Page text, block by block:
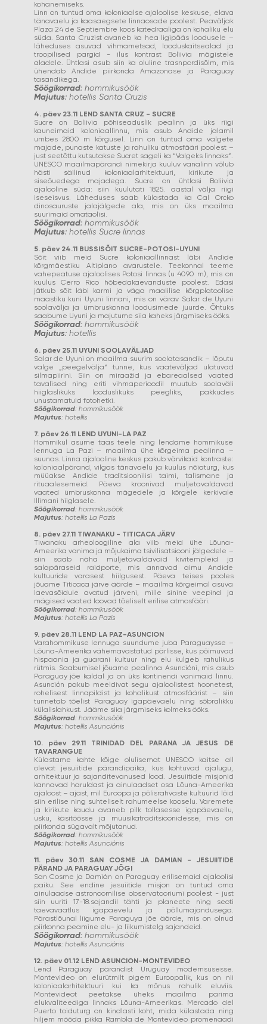
kohanemiseks.
Linn on tuntud oma koloniaalse ajaloolise keskuse, elava
tänavaelu ja kaasaegsete linnaosade poolest. Peaväljak
Plaza 24 de Septiembre koos katedraaliga on kohaliku elu
süda. Santa Cruzist avaneb ka hea ligipääs loodusele –
läheduses asuvad vihmametsad, looduskaitsealad ja
troopilised pargid - ilus kontrast Boliivia mägistele
aladele. Ühtlasi asub siin ka oluline trasnpordisõlm, mis
ühendab Andide piirkonda Amazonase ja Paraguay
tasandikega.
Söögikorrad: hommikusöök
Majutus: hotellis Santa Cruzis
4. päev 23.11 LEND SANTA CRUZ - SUCRE
Sucre on Boliivia põhiseaduslik pealinn ja üks riigi
kauneimaid koloniaallinnu, mis asub Andide jalamil
umbes 2800 m kõrgusel. Linn on tuntud oma valgete
majade, punaste katuste ja rahuliku atmosfääri poolest –
just seetõttu kutsutakse Sucret sageli ka “Valgeks linnaks”.
UNESCO maailmapärandi nimekirja kuuluv vanalinn võlub
hästi säilinud koloniaalarhitektuuri, kirikute ja
siseõuedega majadega. Sucre on ühtlasi Boliivia
ajalooline süda: siin kuulutati 1825. aastal välja riigi
iseseisvus. Läheduses saab külastada ka Cal Orcko
dinosauruste jalajälgede ala, mis on üks maailma
suurimaid omataolisi.
Söögikorrad: hommikusöök
Majutus: hotellis Sucre linnas
5. päev 24.11 BUSSISÕIT SUCRE-POTOSI-UYUNI
Sõit viib meid Sucre koloniaallinnast läbi Andide
kõrgmäestiku Altiplano avarustele. Teekonnal teeme
vahepeatuse ajaloolises Potosi linnas (u 4090 m), mis on
kuulus Cerro Rico hõbedakaevanduste poolest. Edasi
jätkub sõit läbi karmi ja väga maalilise kõrgplatoolise
maastiku kuni Uyuni linnani, mis on värav Salar de Uyuni
soolavälja ja ümbruskonna loodusimede juurde. Õhtuks
saabume Uyuni ja majutume siia kaheks järgmiseks ööks.
Söögikorrad: hommikusöök
Majutus: hotellis
6. päev 25.11 UYUNI SOOLAVÄLJAD
Salar de Uyuni on maailma suurim soolatasandik – lõputu
valge „peegelvälja“ tunne, kus vaateväljad ulatuvad
silmapiirini. Siin on miraažid ja ebareaalsed vaated
tavalised ning eriti vihmaperioodil muutub soolaväli
hiiglaslikuks looduslikuks peegliks, pakkudes
unustamatuid fotohetki.
Söögikorrad: hommikusöök
Majutus: hotellis
7. päev 26.11 LEND UYUNI-LA PAZ
Hommikul asume taas teele ning lendame hommikuse
lennuga La Pazi – maailma ühe kõrgeima pealinna –
suunas. Linna ajalooline keskus pakub värvikaid kontraste:
koloniaalpärand, vilgas tänavaelu ja kuulus nõiaturg, kus
müüakse Andide traditsioonilisi taimi, talismane ja
rituaalesemeid. Päeva kroonivad muljetavaldavad
vaated ümbruskonna mägedele ja kõrgele kerkivale
Illimani hiiglasele.
Söögikorrad: hommikusöök
Majutus: hotellis La Pazis
8. päev 27.11 TIWANAKU - TITICACA JÄRV
Tiwanaku arheoloogiline ala viib meid ühe Lõuna-
Ameerika vanima ja mõjukaima tsivilisatsiooni jälgedele –
siin saab näha muljetavaldavaid kivitempleid ja
salapäraseid raidporte, mis annavad aimu Andide
kultuuride varasest hiilgusest. Päeva teises pooles
jõuame Titicaca järve äärde – maailma kõrgeimal asuva
laevasõidule avatud järveni, mille sinine veepind ja
mägised vaated loovad tõeliselt erilise atmosfääri.
Söögikorrad: hommikusöök
Majutus: hotellis La Pazis
9. päev 28.11 LEND LA PAZ-ASUNCION
Varahommikuse lennuga suundume juba Paraguaysse –
Lõuna-Ameerika vähemavastatud pärlisse, kus põimuvad
hispaania ja guarani kultuur ning elu kulgeb rahulikus
rütmis. Saabumisel jõuame pealinna Asuncióni, mis asub
Paraguay jõe kaldal ja on üks kontinendi vanimaid linnu.
Asunción pakub meeldivat segu ajaloolistest hoonetest,
rohelisest linnapildist ja kohalikust atmosfäärist – siin
tunnetab tõelist Paraguay igapäevaelu ning sõbralikku
külalislahkust. Jääme siia järgmiseks kolmeks ööks.
Söögikorrad: hommikusöök
Majutus: hotellis Asunciónis
10. päev 29.11 TRINIDAD DEL PARANA JA JESUS DE
TAVARANGUE
Külastame kahte kõige olulisemat UNESCO kaitse all
olevat jesuiitide pärandipaika, kus kohtuvad ajalugu,
arhitektuur ja sajanditevanused lood. Jesuiitide misjonid
kannavad haruldast ja ainulaadset osa Lõuna-Ameerika
ajaloost – ajast, mil Euroopa ja põlisrahvaste kultuurid lõid
siin erilise ning suhteliselt rahumeelse kooselu. Varemete
ja kirikute kaudu avaneb pilk tollasesse igapäevaellu,
usku, käsitöösse ja muusikatraditsioonidesse, mis on
piirkonda sügavalt mõjutanud.
Söögikorrad: hommikusöök
Majutus: hotellis Asunciónis
11. päev 30.11 SAN COSME JA DAMIAN - JESUIITIDE
PÄRAND JA PARAGUAY JÕGI
San Cosme ja Damián on Paraguay erilisemaid ajaloolisi
paiku. See endine jesuiitide misjon on tuntud oma
ainulaadse astronoomilise observatooriumi poolest - just
siin uuriti 17-18.sajandil tähti ja planeete ning seoti
taevavaatlus igapäevelu ja põllumajandusega.
Pärastlõunal liigume Paraguya jõe äärde, mis on olnud
piirkonna peamine elu- ja liikumistelg sajandeid.
Söögikorrad: hommikusöök
Majutus: hotellis Asunciónis
12. päev 01.12 LEND ASUNCION-MONTEVIDEO
Lend Paraguay pärandist Uruguay modernsusesse.
Montevideo on elurütmilt pigem Euroopalik, kus on nii
koloniaalarhitektuuri kui ka mõnus rahulik eluviis.
Montevideot peetakse üheks maailma parima
elukvaliteediga linnaks Lõuna-Ameerikas. Mercado del
Puerto toiduturg on kindlasti koht, mida külastada ning
hiljem mööda pikka Rambla de Montevideo promenaadi